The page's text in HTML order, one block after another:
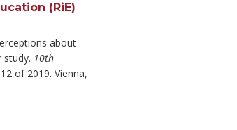
(RiE)
about
study. 10th
of 2019. Vienna,